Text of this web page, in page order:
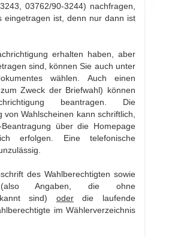
03762/90-3244) nachfragen,
eingetragen ist, denn nur dann ist
erhalten haben, aber
sind, können Sie auch unter
wählen. Auch einen
Zweck der Briefwahl) können
beantragen. Die
Wahlscheinen kann schriftlich,
über die Homepage
erfolgen. Eine telefonische
des Wahlberechtigten sowie
Angaben, die ohne
sind) oderdie laufende
im Wählerverzeichnis